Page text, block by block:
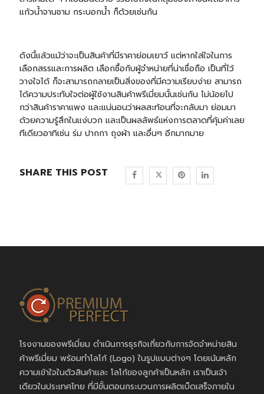
แก้วน้ำจานชาม กระบอกน้ำก็ด้วยเช่นกัน
ดังนี้แล้วแม้ว่าจะเป็นสินค้าที่มีราคาย่อมเยาว์ แต่หากใส่ใจในการ
เลือกสรรและการผลิต เลือกซื้อกับผู้จำหน่ายที่น่าเชื่อถือ เป็นที่ไว้
วางใจได้ ก็จะสามารถกลายเป็นสิ่งของที่มีความเรียบง่าย สามารถ
ได้ความประทับใจต่อผู้ใช้งานสินค้าพรีเมี่ยมนั้นเช่นกัน ไม่น้อยไป
กว่าสินค้าราคาแพง และแน่นอนว่าผลสะท้อนที่จะกลับมา ย่อมมา
ด้วยความรู้สึกในแง่บวก และเป็นผลลัพธ์แห่งการตลาดที่คุ้มค่าเลย
ทีเดียวอาทิเช่น ร่มปากกา ถุงผ้าและอื่นๆ อีกมากมาย
SHARE THIS POST
โรงงานของพรีเมี่ยม ดำเนินการธุรกิจเกี่ยวกับการจัดจำหน่ายสิน
ค้าพรีเมี่ยม พร้อมทำโลโก้ (Logo) ในรูปแบบต่างๆ โดยเน้นหลัก
ความเข้าใจในตัวสินค้าและ โลโก้ของลูกค้าเป็นหลัก เราเป็นเจ้า
เดียวในประเทศไทย ที่มีขั้นตอนกระบวนการผลิตเบ็ดเสร็จภายใน